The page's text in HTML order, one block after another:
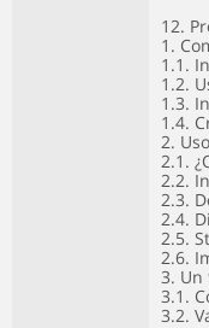
12.
1.
1.1.
1.2.
1.3.
1.4.
2.
2.1.
2.2.
2.3.
2.4.
2.5.
2.6.
3. Un
3.1.
3.2.